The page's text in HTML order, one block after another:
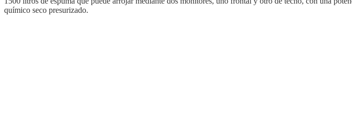
químico seco presurizado.